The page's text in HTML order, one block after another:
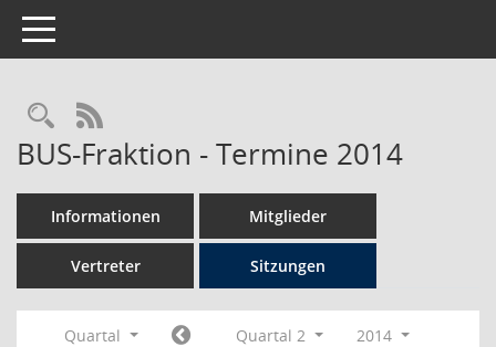
Toggle navigation
Rechercheauswahl
RSS-Feed
BUS-Fraktion - Termine 2014
Informationen Mitglieder
Vertreter Sitzungen
Quartal Quartal 2
2014